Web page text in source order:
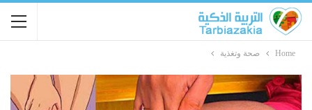
Home صحة وتغذية